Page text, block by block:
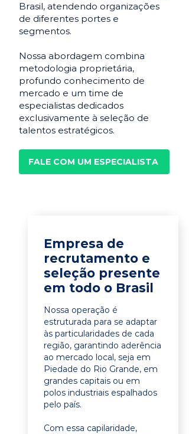
Brasil, atendendo organizações
de diferentes portes e
segmentos.
Nossa abordagem combina
metodologia proprietária,
profundo conhecimento de
mercado e um time de
especialistas dedicados
exclusivamente à seleção de
talentos estratégicos.
FALE COM UM ESPECIALISTA
Empresa de
recrutamento e
seleção presente
em todo o Brasil
Nossa operação é
estruturada para se adaptar
às particularidades de cada
região, garantindo aderência
ao mercado local, seja em
Piedade do Rio Grande, em
grandes capitais ou em
polos industriais espalhados
pelo país.
Com essa capilaridade,